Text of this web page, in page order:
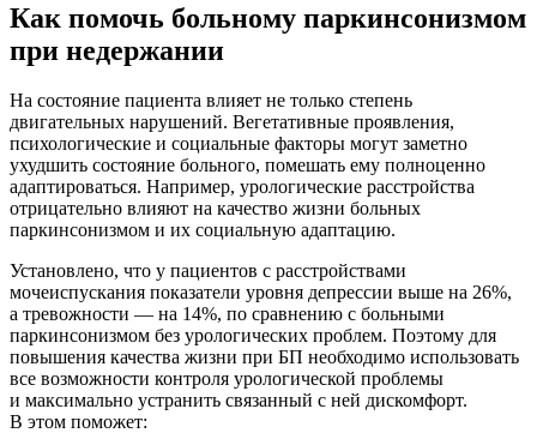
Как помочь больному паркинсонизмом
при недержании
На состояние пациента влияет не только степень
двигательных нарушений. Вегетативные проявления,
психологические и социальные факторы могут заметно
ухудшить состояние больного, помешать ему полноценно
адаптироваться. Например, урологические расстройства
отрицательно влияют на качество жизни больных
паркинсонизмом и их социальную адаптацию.
Установлено, что у пациентов с расстройствами
мочеиспускания показатели уровня депрессии выше на 26%,
а тревожности — на 14%, по сравнению с больными
паркинсонизмом без урологических проблем. Поэтому для
повышения качества жизни при БП необходимо использовать
все возможности контроля урологической проблемы
и максимально устранить связанный с ней дискомфорт.
В этом поможет: